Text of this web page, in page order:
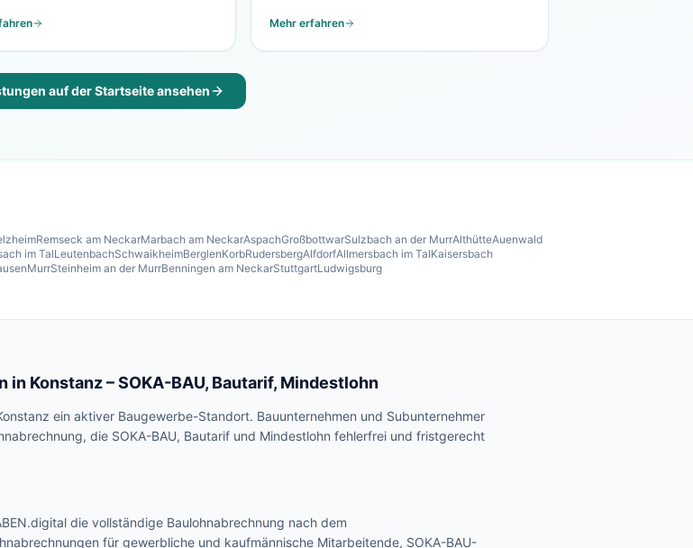
Mehr erfahren
auf der Startseite ansehen
Remseck am NeckarMarbach am NeckarAspachGroßbottwarSulzbach an der MurrAlthütteAuenwald
im TalLeutenbachSchwaikheimBerglenKorbRudersbergAlfdorfAllmersbach im TalKaisersbach
MurrSteinheim an der MurrBenningen am NeckarStuttgartLudwigsburg
in Konstanz– SOKA-BAU, Bautarif, Mindestlohn
ein aktiver Baugewerbe-Standort. Bauunternehmen und Subunternehmer
die SOKA-BAU, Bautarif und Mindestlohn fehlerfrei und fristgerecht
die vollständige Baulohnabrechnung nach dem
für gewerbliche und kaufmännische Mitarbeitende, SOKA-BAU-